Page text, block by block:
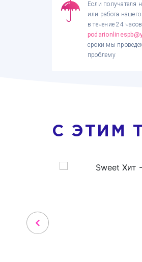
Если получателя
или работа
в течение 24
сроки мы
проблему
С ЭТИМ